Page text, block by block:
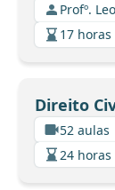
Profº.
17
Direito
52 aulas
24